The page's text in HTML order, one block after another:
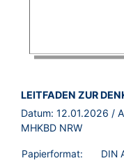
BROSCHÜRE:
LEITFADEN ZUR
Datum: 12.01.2026 /
MHKBD NRW
Papierformat:
DIN